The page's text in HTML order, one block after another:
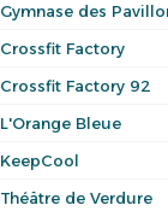
Gymnase des
Crossfit Factory
Crossfit Factory 92
L'Orange Bleue
KeepCool
Théâtre de Verdure